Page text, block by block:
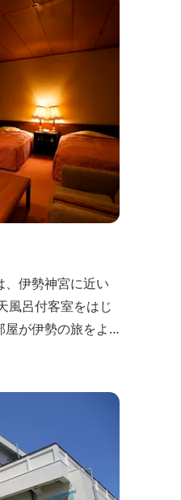
伊勢神宮に近い
風呂付客室をはじ
が伊勢の旅をよ
また、広大な敷
を有する流水プー
、様々なアウト
感じながら、充